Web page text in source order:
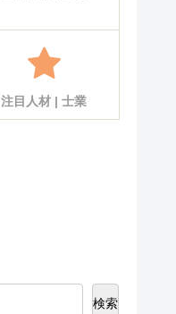
注目人材 | 士業
検索